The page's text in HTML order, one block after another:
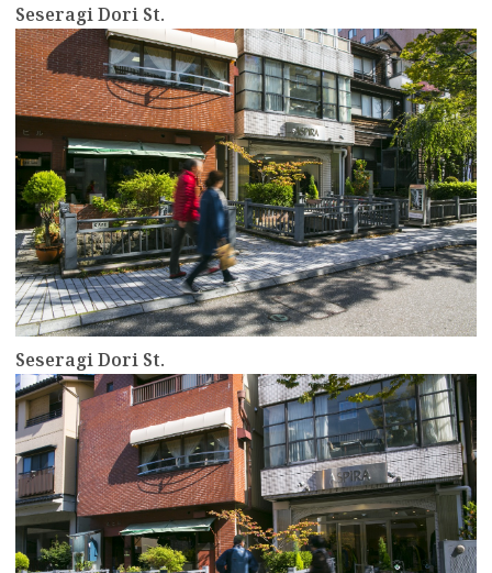
Seseragi Dori St.
Seseragi Dori St.
more
more